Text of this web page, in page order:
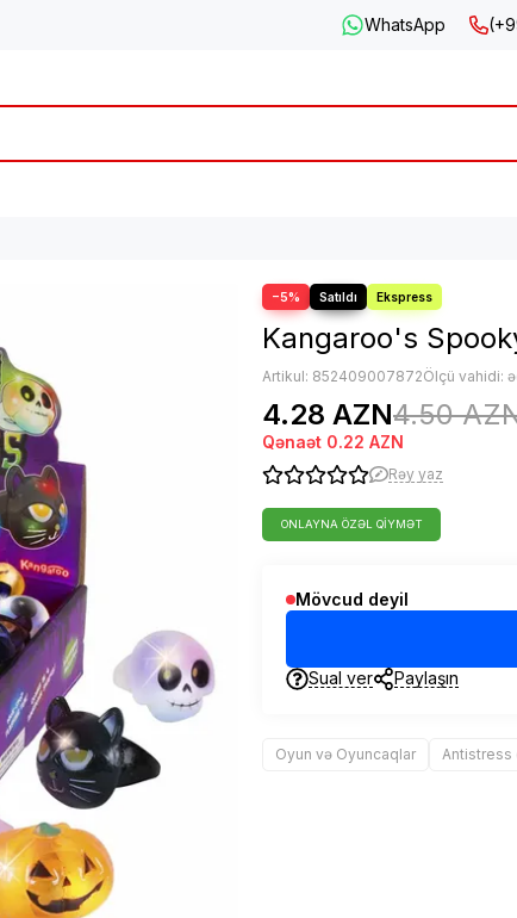
WhatsApp
−5%
Kangaroo's
Artikul: 852409007872Ölçü vahidi:
4.28 AZN4.50
Qənaət 0.22 AZN
Rəy yaz
ONLAYNA ÖZƏL QIYMƏT
Mövcud deyil
Sual ver Paylaşın
Oyun və Oyuncaqlar Antistress